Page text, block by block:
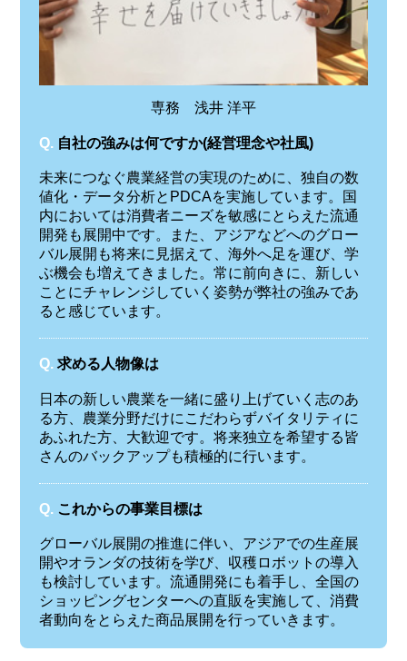
専務 浅井 洋平
Q. 自社の強みは何ですか(経営理念や社風)
未来につなぐ農業経営の実現のために、独自の数
値化・データ分析とPDCAを実施しています。国
内においては消費者ニーズを敏感にとらえた流通
開発も展開中です。また、アジアなどへのグロー
バル展開も将来に見据えて、海外へ足を運び、学
ぶ機会も増えてきました。常に前向きに、新しい
ことにチャレンジしていく姿勢が弊社の強みであ
ると感じています。
Q. 求める人物像は
日本の新しい農業を一緒に盛り上げていく志のあ
る方、農業分野だけにこだわらずバイタリティに
あふれた方、大歓迎です。将来独立を希望する皆
さんのバックアップも積極的に行います。
Q. これからの事業目標は
グローバル展開の推進に伴い、アジアでの生産展
開やオランダの技術を学び、収穫ロボットの導入
も検討しています。流通開発にも着手し、全国の
ショッピングセンターへの直販を実施して、消費
者動向をとらえた商品展開を行っていきます。